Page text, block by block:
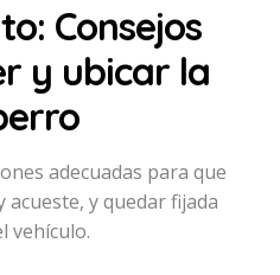
Consejos
y ubicar la
adecuadas para que
y quedar fijada
vehículo.